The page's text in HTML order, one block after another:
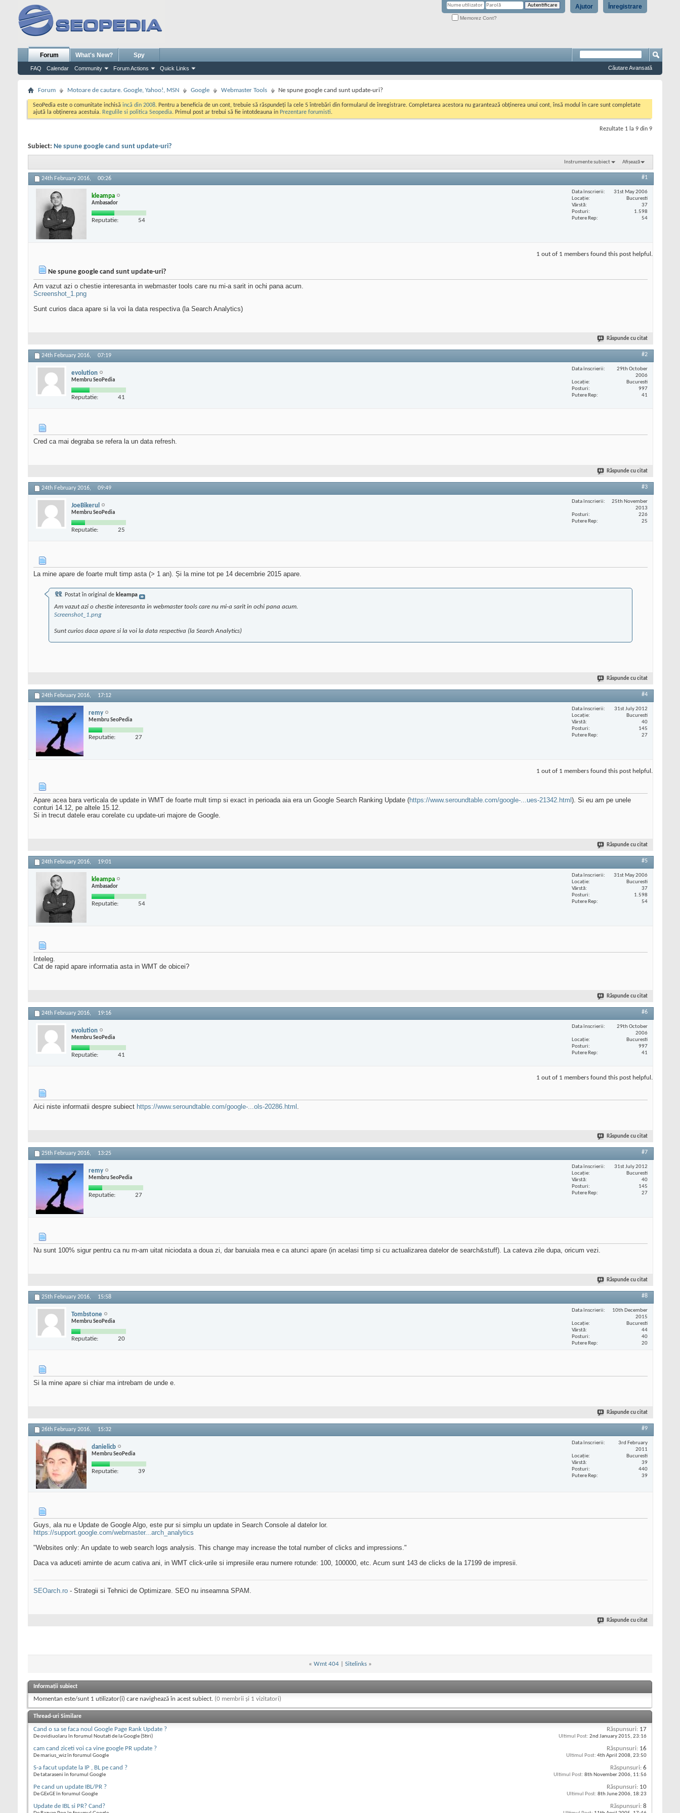
Înregistrare
Ajutor
Memorez Cont?
Forum
FAQ Calendar Community Forum Actions Quick Links
What's New? Spy
Căutare Avansată
Forum Motoare de cautare. Google, Yahoo!, MSN Google Webmaster Tools Ne spune google cand sunt update-uri?
SeoPedia este o comunitate inchisă incă din 2008. Pentru a beneficia de un cont, trebuie să răspundeți la cele 5 întrebări din formularul de înregistrare. Completarea acestora nu garantează obținerea unui cont, însă modul în care sunt completate
ajută la obținerea acestuia. Regulile si politica Seopedia. Primul post ar trebui să fie intotdeauna in Prezentare forumisti.
Rezultate 1 la 9 din 9
Subiect: Ne spune google cand sunt update-uri?
Instrumente subiect Afișează
24th February 2016, 00:26 #1
kleampa
Ambasador
Reputatie: 54
Data înscrierii
31st May 2006
Locaţie
Bucuresti
Vârstă
37
Posturi
1.598
Putere Rep
54
1 out of 1 members found this post helpful.
Ne spune google cand sunt update-uri?
Am vazut azi o chestie interesanta in webmaster tools care nu mi-a sarit in ochi pana acum.
Screenshot_1.png
Sunt curios daca apare si la voi la data respectiva (la Search Analytics)
Răspunde cu citat
24th February 2016, 07:19 #2
evolution
Membru SeoPedia
Reputatie: 41
Data înscrierii
29th October
2006
Locaţie
Bucuresti
Posturi
997
Putere Rep
41
Cred ca mai degraba se refera la un data refresh.
Răspunde cu citat
24th February 2016, 09:49 #3
JoeBikerul
Membru SeoPedia
Reputatie: 25
Data înscrierii
25th November
2013
Posturi
226
Putere Rep
25
La mine apare de foarte mult timp asta (> 1 an). Și la mine tot pe 14 decembrie 2015 apare.
Postat în original de kleampa
Am vazut azi o chestie interesanta in webmaster tools care nu mi-a sarit in ochi pana acum.
Screenshot_1.png
Sunt curios daca apare si la voi la data respectiva (la Search Analytics)
Răspunde cu citat
24th February 2016, 17:12 #4
remy
Membru SeoPedia
Reputatie: 27
Data înscrierii
31st July 2012
Locaţie
Bucuresti
Vârstă
40
Posturi
145
Putere Rep
27
1 out of 1 members found this post helpful.
Apare acea bara verticala de update in WMT de foarte mult timp si exact in perioada aia era un Google Search Ranking Update (https://www.seroundtable.com/google-...ues-21342.html ). Si eu am pe unele
conturi 14.12, pe altele 15.12.
Si in trecut datele erau corelate cu update-uri majore de Google.
Răspunde cu citat
24th February 2016, 19:01 #5
kleampa
Ambasador
Reputatie: 54
Data înscrierii
31st May 2006
Locaţie
Bucuresti
Vârstă
37
Posturi
1.598
Putere Rep
54
Inteleg.
Cat de rapid apare informatia asta in WMT de obicei?
Răspunde cu citat
24th February 2016, 19:16 #6
evolution
Membru SeoPedia
Reputatie: 41
Data înscrierii
29th October
2006
Locaţie
Bucuresti
Posturi
997
Putere Rep
41
1 out of 1 members found this post helpful.
Aici niste informatii despre subiect https://www.seroundtable.com/google-...ols-20286.html .
Răspunde cu citat
25th February 2016, 13:25 #7
remy
Membru SeoPedia
Reputatie: 27
Data înscrierii
31st July 2012
Locaţie
Bucuresti
Vârstă
40
Posturi
145
Putere Rep
27
Nu sunt 100% sigur pentru ca nu m-am uitat niciodata a doua zi, dar banuiala mea e ca atunci apare (in acelasi timp si cu actualizarea datelor de search&stuff). La cateva zile dupa, oricum vezi.
Răspunde cu citat
25th February 2016, 15:58 #8
Tombstone
Membru SeoPedia
Reputatie: 20
Data înscrierii
10th December
2015
Locaţie
Bucuresti
Vârstă
44
Posturi
40
Putere Rep
20
Si la mine apare si chiar ma intrebam de unde e.
Răspunde cu citat
26th February 2016, 15:32 #9
danielicb
Membru SeoPedia
Reputatie: 39
Data înscrierii
3rd February
2011
Locaţie
Bucuresti
Vârstă
39
Posturi
440
Putere Rep
39
Guys, ala nu e Update de Google Algo, este pur si simplu un update in Search Console al datelor lor.
https://support.google.com/webmaster...arch_analytics
"Websites only: An update to web search logs analysis. This change may increase the total number of clicks and impressions."
Daca va aduceti aminte de acum cativa ani, in WMT click-urile si impresiile erau numere rotunde: 100, 100000, etc. Acum sunt 143 de clicks de la 17199 de impresii.
SEOarch.ro - Strategii si Tehnici de Optimizare. SEO nu inseamna SPAM.
Răspunde cu citat
« Wmt 404| Sitelinks »
Informații subiect
Momentan este/sunt 1 utilizator(i) care navighează în acest subiect. (0 membrii și 1 vizitatori)
Thread-uri Similare
Cand o sa se faca noul Google Page Rank Update ?
De ovidiuolaru în forumul Noutati de la Google (Stiri)
Răspunsuri: 17
Ultimul Post: 2nd January 2015, 23:16
cam cand ziceti voi ca vine google PR update ?
De marius_wiz în forumul Google
Răspunsuri: 16
Ultimul Post: 4th April 2008, 23:50
S-a facut update la IP , BL pe cand ?
De tataraseni în forumul Google
Răspunsuri: 6
Ultimul Post: 8th November 2006, 11:56
Pe cand un update IBL/PR ?
De GExGE în forumul Google
Răspunsuri: 10
Ultimul Post: 8th June 2006, 18:23
Update de IBL si PR? Cand? Răspunsuri: 8